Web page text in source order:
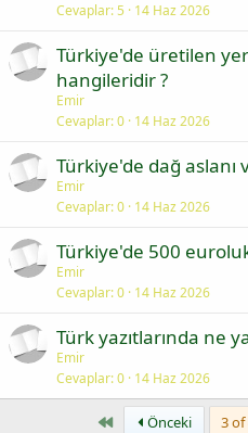
Cevaplar 5 14 Haz 2026
Türkiye'de üretilen
hangileridir ?
Emir
Cevaplar 0 14 Haz 2026
Türkiye'de dağ aslanı
Emir
Cevaplar 0 14 Haz 2026
Türkiye'de 500
Emir
Cevaplar 0 14 Haz 2026
Türk yazıtlarında ne
Emir
Cevaplar 0 14 Haz 2026
First Önceki 3 of